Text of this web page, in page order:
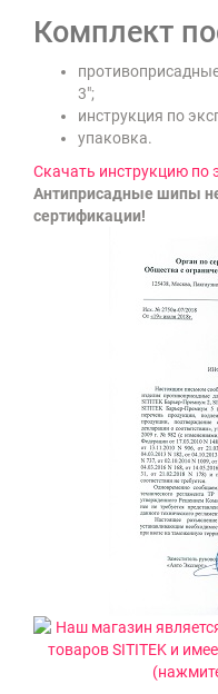
Комплект
3";
инструкция по
упаковка.
Скачать инструкцию по
Антиприсадные шипы
сертификации!